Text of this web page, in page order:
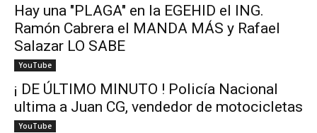
Hay una "PLAGA" en la EGEHID el ING.
Ramón Cabrera el MANDA MÁS y Rafael
Salazar LO SABE
YouTube
¡ DE ÚLTIMO MINUTO ! Policía Nacional
ultima a Juan CG, vendedor de motocicletas
YouTube